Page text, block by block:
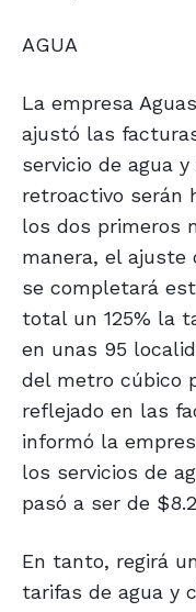
AGUA
La empresa
ajustó las
servicio de agua
retroactivo serán
los dos primeros
manera, el ajuste
se completará
total un 125% la
en unas 95
del metro cúbico
reflejado en las
informó la
los servicios de
pasó a ser de
En tanto, regirá
tarifas de agua y